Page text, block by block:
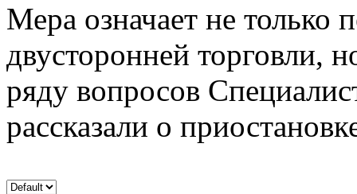
Мера означает не только
двусторонней торговли,
ряду вопросов
рассказали о